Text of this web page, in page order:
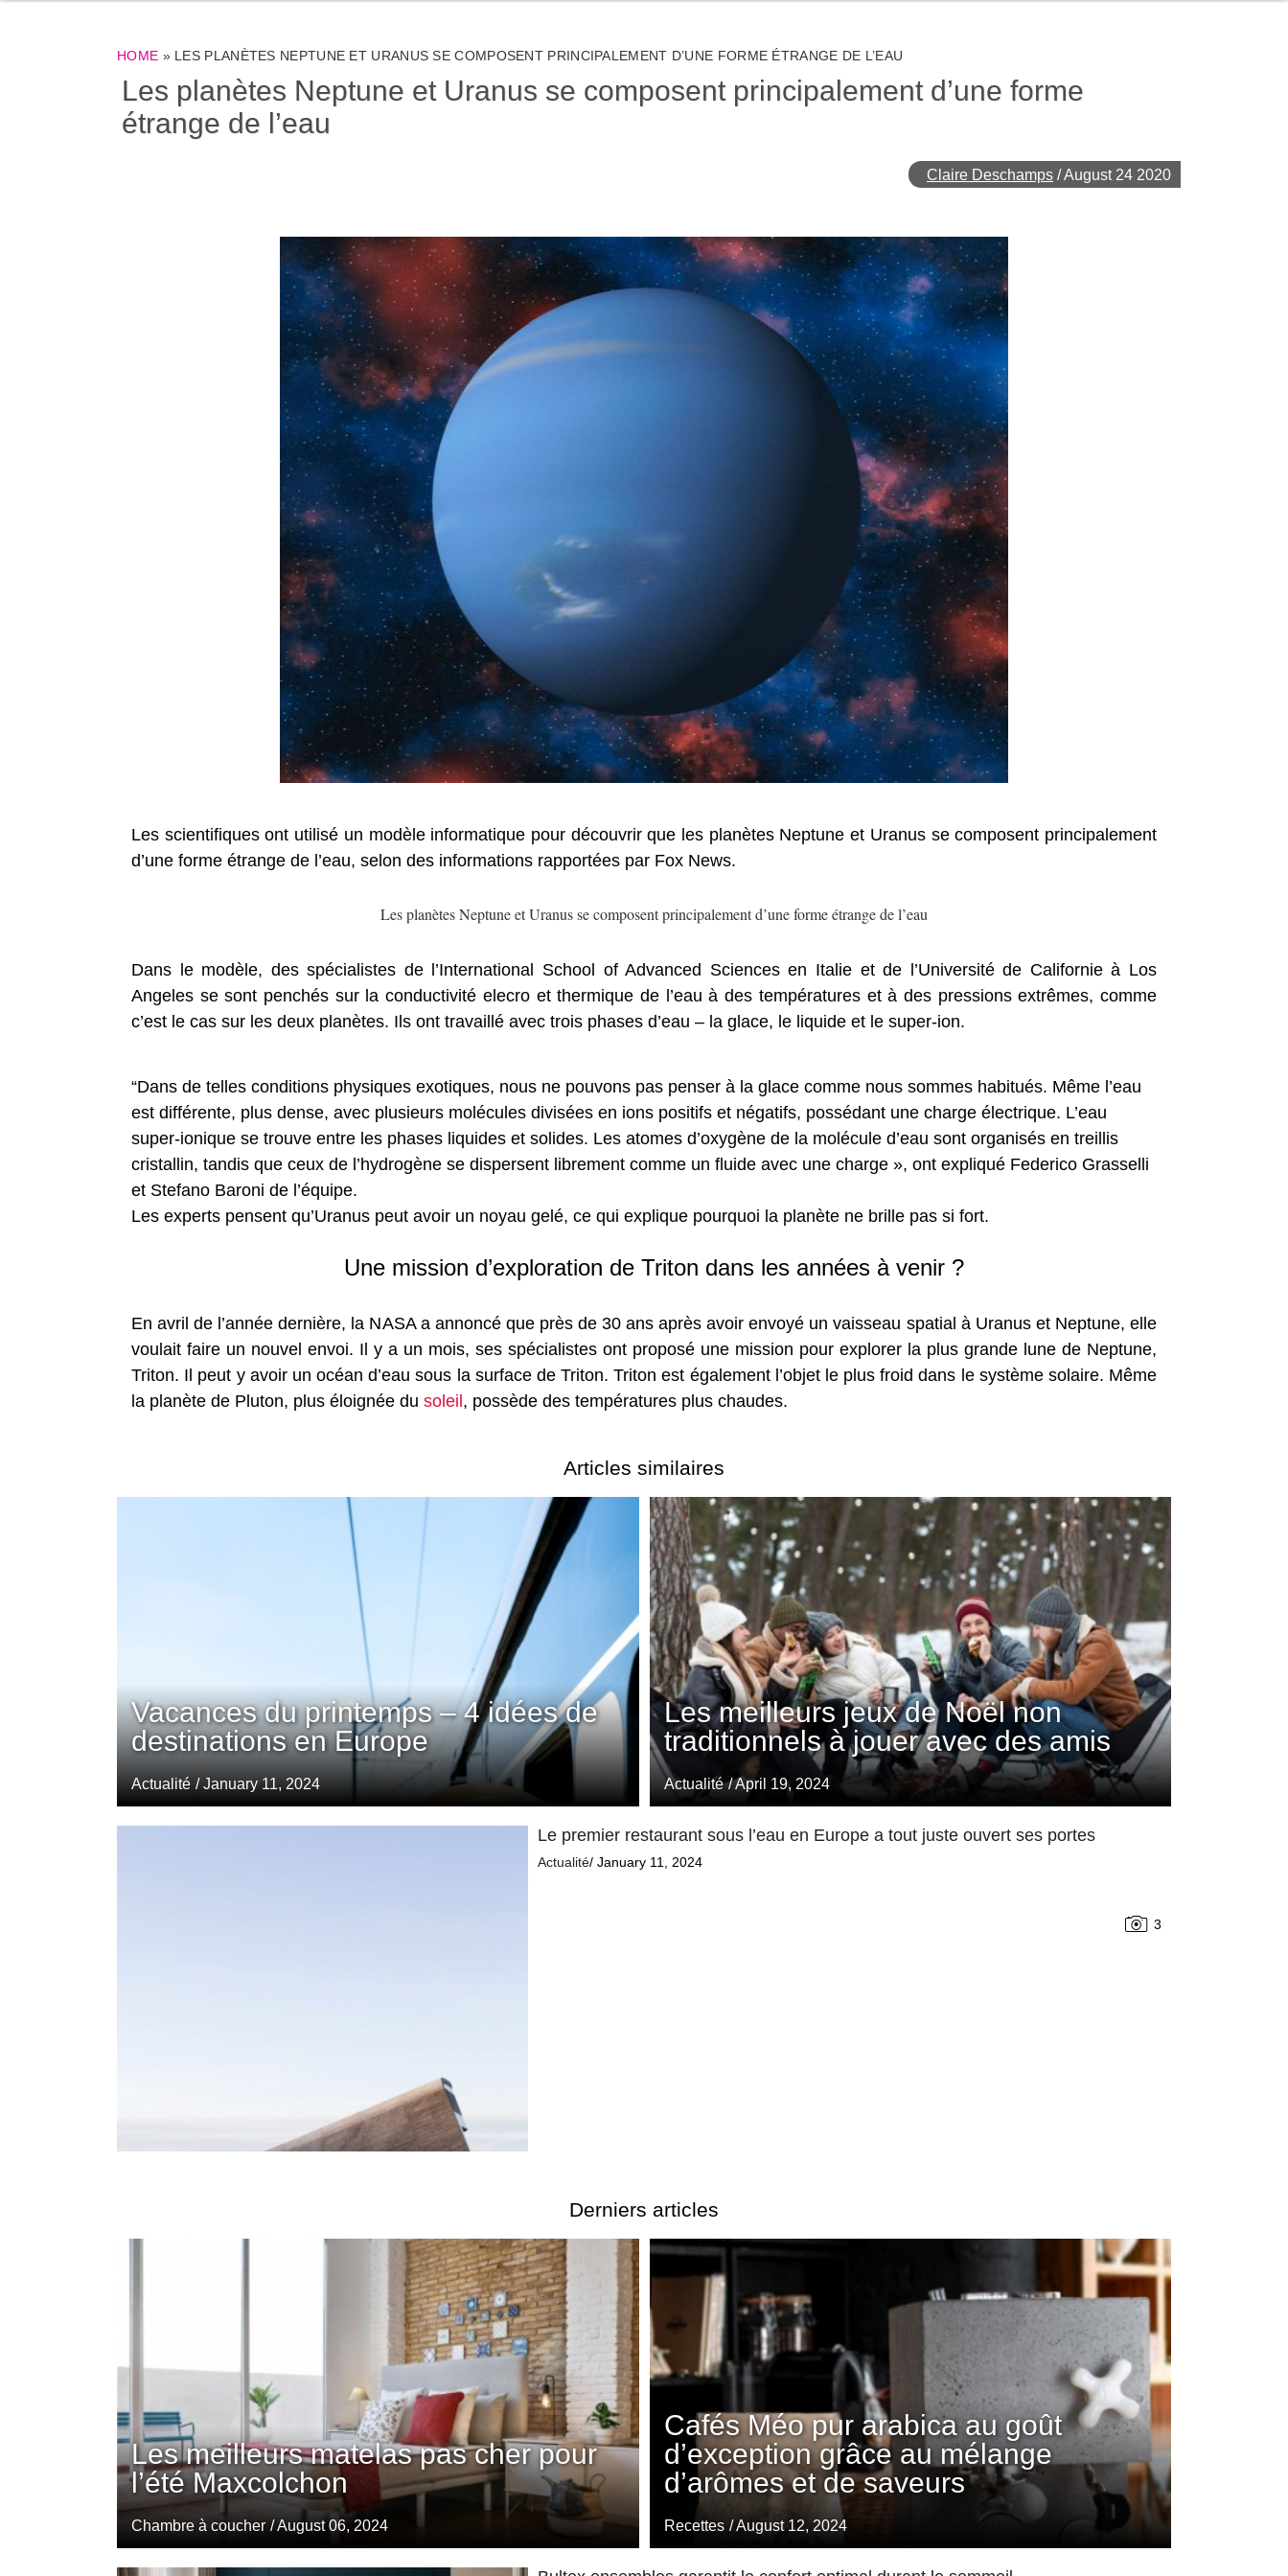
HOME » LES PLANÈTES NEPTUNE ET URANUS SE COMPOSENT PRINCIPALEMENT D’UNE FORME ÉTRANGE DE L’EAU
Les planètes Neptune et Uranus se composent principalement d’une forme
étrange de l’eau
Claire Deschamps /August 24 2020
Les scientifiques ont utilisé un modèle informatique pour découvrir que les planètes Neptune et Uranus se composent principalement
d’une forme étrange de l’eau, selon des informations rapportées par Fox News.
Les planètes Neptune et Uranus se composent principalement d’une forme étrange de l’eau
Dans le modèle, des spécialistes de l’International School of Advanced Sciences en Italie et de l’Université de Californie à Los
Angeles se sont penchés sur la conductivité elecro et thermique de l’eau à des températures et à des pressions extrêmes, comme
c’est le cas sur les deux planètes. Ils ont travaillé avec trois phases d’eau – la glace, le liquide et le super-ion.
“Dans de telles conditions physiques exotiques, nous ne pouvons pas penser à la glace comme nous sommes habitués. Même l’eau
est différente, plus dense, avec plusieurs molécules divisées en ions positifs et négatifs, possédant une charge électrique. L’eau
super-ionique se trouve entre les phases liquides et solides. Les atomes d’oxygène de la molécule d’eau sont organisés en treillis
cristallin, tandis que ceux de l’hydrogène se dispersent librement comme un fluide avec une charge », ont expliqué Federico Grasselli
et Stefano Baroni de l’équipe.
Les experts pensent qu’Uranus peut avoir un noyau gelé, ce qui explique pourquoi la planète ne brille pas si fort.
Une mission d’exploration de Triton dans les années à venir ?
En avril de l’année dernière, la NASA a annoncé que près de 30 ans après avoir envoyé un vaisseau spatial à Uranus et Neptune, elle
voulait faire un nouvel envoi. Il y a un mois, ses spécialistes ont proposé une mission pour explorer la plus grande lune de Neptune,
Triton. Il peut y avoir un océan d’eau sous la surface de Triton. Triton est également l’objet le plus froid dans le système solaire. Même
la planète de Pluton, plus éloignée du soleil , possède des températures plus chaudes.
Articles similaires
Les meilleurs jeux de Noël non
traditionnels à jouer avec des amis
Actualité / April 19, 2024
Vacances du printemps – 4 idées de
destinations en Europe
Actualité / January 11, 2024
Le premier restaurant sous l’eau en Europe a tout juste ouvert ses portes
Actualité/ January 11, 2024
3
Derniers articles
Cafés Méo pur arabica au goût
d’exception grâce au mélange
d’arômes et de saveurs
Recettes / August 12, 2024
Les meilleurs matelas pas cher pour
l’été Maxcolchon
Chambre à coucher / August 06, 2024